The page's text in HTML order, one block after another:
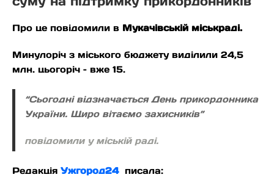
Про це повідомили в Мукачівській міськраді.
Минулоріч з міського бюджету виділили 24,5
млн. цьогоріч – вже 15.
“Сьогодні відзначається День прикордонника
України. Щиро вітаємо захисників”
повідомили у міській раді.
Редакція Ужгород24 писала: